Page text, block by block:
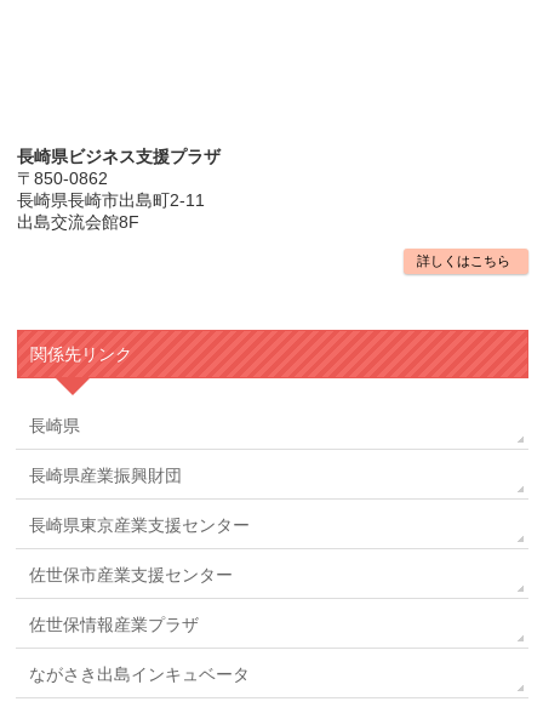
長崎県ビジネス支援プラザ
〒850-0862
長崎県長崎市出島町2-11
出島交流会館8F
詳しくはこちら
関係先リンク
長崎県
長崎県産業振興財団
長崎県東京産業支援センター
佐世保市産業支援センター
佐世保情報産業プラザ
ながさき出島インキュベータ